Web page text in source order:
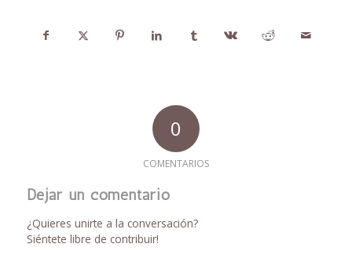
0
COMENTARIOS
Dejar un comentario
¿Quieres unirte a la conversación?
Siéntete libre de contribuir!